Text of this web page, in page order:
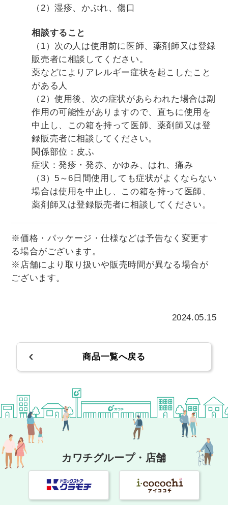
（2）湿疹、かぶれ、傷口
相談すること
（1）次の人は使用前に医師、薬剤師又は登録
販売者に相談してください。
薬などによりアレルギー症状を起こしたこと
がある人
（2）使用後、次の症状があらわれた場合は副
作用の可能性がありますので、直ちに使用を
中止し、この箱を持って医師、薬剤師又は登
録販売者に相談してください。
関係部位：皮ふ
症状：発疹・発赤、かゆみ、はれ、痛み
（3）5～6日間使用しても症状がよくならない
場合は使用を中止し、この箱を持って医師、
薬剤師又は登録販売者に相談してください。
※価格・パッケージ・仕様などは予告なく変更す
る場合がございます。
※店舗により取り扱いや販売時間が異なる場合が
ございます。
2024.05.15
商品一覧へ戻る
カワチグループ・店舗